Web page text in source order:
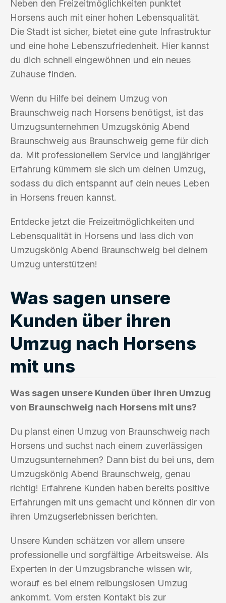
Neben den Freizeitmöglichkeiten punktet
Horsens auch mit einer hohen Lebensqualität.
Die Stadt ist sicher, bietet eine gute Infrastruktur
und eine hohe Lebenszufriedenheit. Hier kannst
du dich schnell eingewöhnen und ein neues
Zuhause finden.
Wenn du Hilfe bei deinem Umzug von
Braunschweig nach Horsens benötigst, ist das
Umzugsunternehmen Umzugskönig Abend
Braunschweig aus Braunschweig gerne für dich
da. Mit professionellem Service und langjähriger
Erfahrung kümmern sie sich um deinen Umzug,
sodass du dich entspannt auf dein neues Leben
in Horsens freuen kannst.
Entdecke jetzt die Freizeitmöglichkeiten und
Lebensqualität in Horsens und lass dich von
Umzugskönig Abend Braunschweig bei deinem
Umzug unterstützen!
Was sagen unsere
Kunden über ihren
Umzug nach Horsens
mit uns
Was sagen unsere Kunden über ihren Umzug
von Braunschweig nach Horsens mit uns?
Du planst einen Umzug von Braunschweig nach
Horsens und suchst nach einem zuverlässigen
Umzugsunternehmen? Dann bist du bei uns, dem
Umzugskönig Abend Braunschweig, genau
richtig! Erfahrene Kunden haben bereits positive
Erfahrungen mit uns gemacht und können dir von
ihren Umzugserlebnissen berichten.
Unsere Kunden schätzen vor allem unsere
professionelle und sorgfältige Arbeitsweise. Als
Experten in der Umzugsbranche wissen wir,
worauf es bei einem reibungslosen Umzug
ankommt. Vom ersten Kontakt bis zur